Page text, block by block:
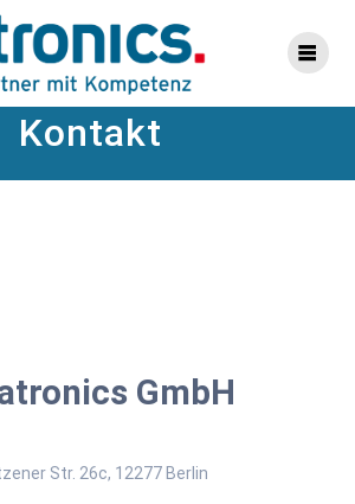
Inhalt
springen
Kontakt
GmbH
Str. 26c, 12277 Berlin